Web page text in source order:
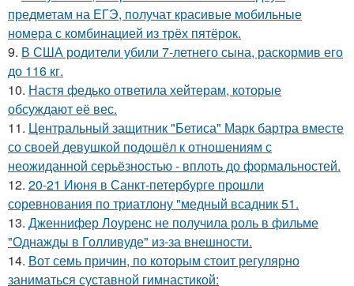
предметам на ЕГЭ, получат красивые мобильные
номера с комбинацией из трёх пятёрок.
9. В США родители убили 7-летнего сына, раскормив его
до 116 кг.
10. Настя федько ответила хейтерам, которые
обсуждают её вес.
11. Центральный защитник "Бетиса" Марк бартра вместе
со своей девушкой подошёл к отношениям с
неожиданной серьёзностью - вплоть до формальностей.
12. 20-21 Июня в Санкт-петербурге прошли
соревнования по триатлону "медный всадник 51.
13. Дженнифер Лоуренс не получила роль в фильме
"Однажды в Голливуде" из-за внешности.
14. Вот семь причин, по которым стоит регулярно
заниматься суставной гимнастикой: